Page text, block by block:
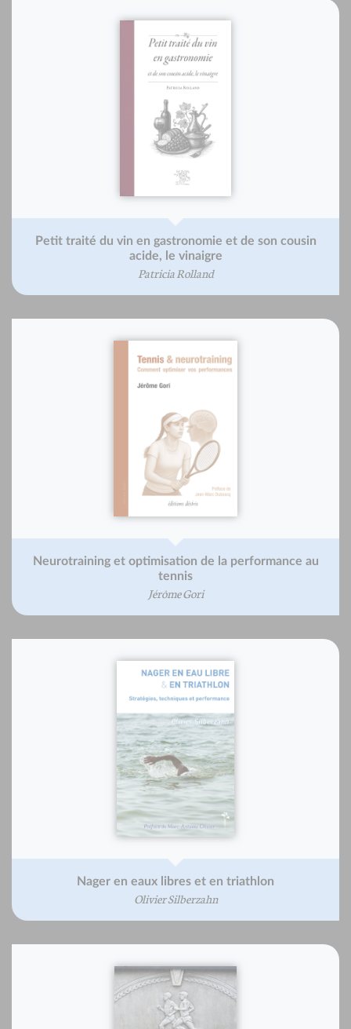
Petit traité du vin en gastronomie et de son cousin
acide, le vinaigre
Patricia Rolland
Neurotraining et optimisation de la performance au
tennis
Jérôme Gori
Nager en eaux libres et en triathlon
Olivier Silberzahn